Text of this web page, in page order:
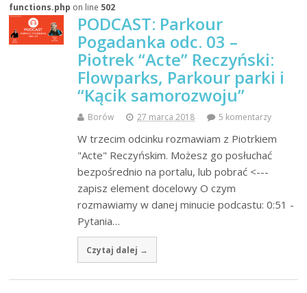
functions.php on line 502
PODCAST: Parkour
Pogadanka odc. 03 –
Piotrek “Acte” Reczyński:
Flowparks, Parkour parki i
“Kącik samorozwoju”
Borów 27 marca 2018 5 komentarzy
W trzecim odcinku rozmawiam z Piotrkiem
"Acte" Reczyńskim. Możesz go posłuchać
bezpośrednio na portalu, lub pobrać <---
zapisz element docelowy O czym
rozmawiamy w danej minucie podcastu: 0:51 -
Pytania…
Czytaj dalej →